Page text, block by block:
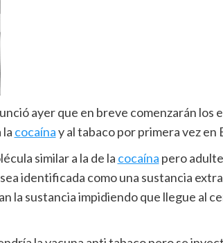
ayer que en breve comenzarán los
la cocaínay al tabaco por primera vez en
similar a la de la cocaína pero
identificada como una sustancia
la sustancia impidiendo que llegue al